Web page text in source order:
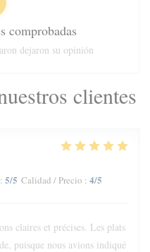
clientes
: 5/5 Calidad / Precio : 4/5
claires et précises. Les plats
puisque nous avions indiqué
comprobadas
dejaron su opinión